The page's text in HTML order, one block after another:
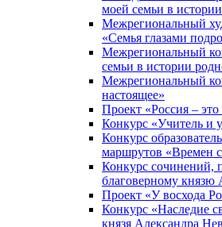
моей семьи в
Межрегиональный
«Семья глазами
Межрегиональный
семьи в истории
Межрегиональный
настоящее»
Проект «Россия –
Конкурс «Учитель и
Конкурс
маршрутов «Времен
Конкурс сочинений,
благоверному князю
Проект «У восхода
Конкурс «Наследие
князя Александра